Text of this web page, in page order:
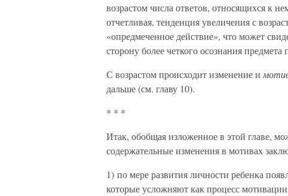
возрастом числа ответов, относящихся к
отчетливая, тенденция увеличения с
«опредмеченное действие», что может
сторону более четкого осознания предмета
С возрастом происходит изменение и
дальше (см. главу 10).
* * *
Итак, обобщая изложенное в этой главе,
содержательные изменения в мотивах
1) по мере развития личности ребенка
которые усложняют как процесс